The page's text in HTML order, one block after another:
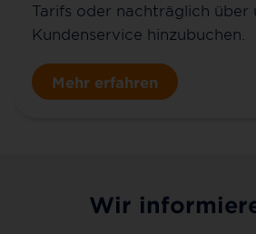
Tarifs oder nachträglich über
Kundenservice hinzubuchen.
Mehr erfahren
Wir